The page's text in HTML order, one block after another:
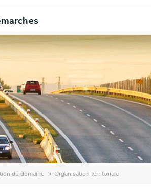
du domaine Organisation territoriale